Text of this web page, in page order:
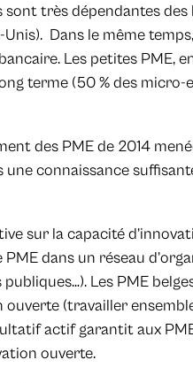
très dépendantes
Dans le même
Les petites PME,
terme (50 % des micro-
des PME de 2014
connaissance
sur la capacité
PME dans un réseau
Les PME
(travailler
actif garantit aux
ouverte.